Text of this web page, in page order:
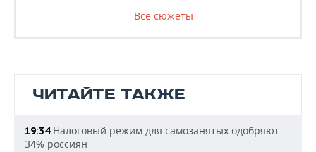
Все сюжеты
ЧИТАЙТЕ ТАКЖЕ
19:34Налоговый режим для самозанятых одобряют
34% россиян